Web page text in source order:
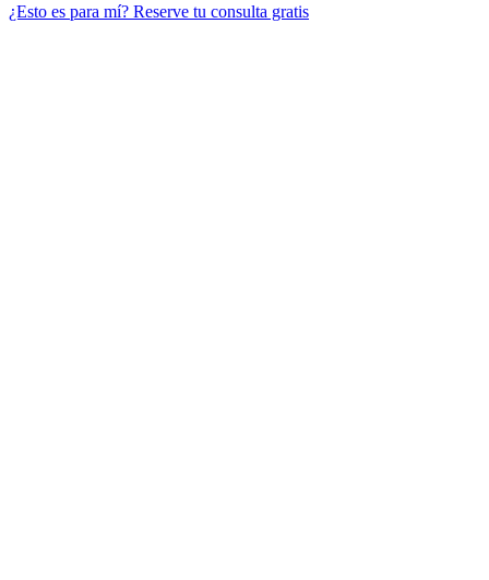
¿Esto es para mí? Reserve tu consulta gratis